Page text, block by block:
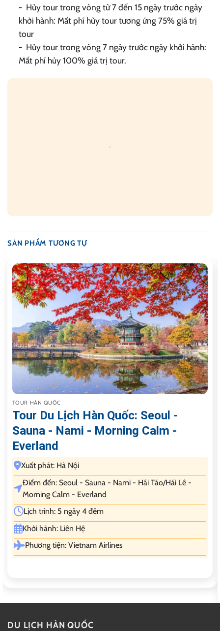
- Hủy tour trong vòng từ 7 đến 15 ngày trước ngày
khởi hành: Mất phí hủy tour tương ứng 75% giá trị
tour
- Hủy tour trong vòng 7 ngày trước ngày khởi hành:
Mất phí hủy 100% giá trị tour.
SẢN PHẨM TƯƠNG TỰ
TOUR HÀN QUỐC
Tour Du Lịch Hàn Quốc: Seoul -
Sauna - Nami - Morning Calm -
Everland
Xuất phát: Hà Nội
Điểm đến: Seoul - Sauna - Nami - Hái Táo/Hái Lê -
Morning Calm - Everland
Lịch trình: 5 ngày 4 đêm
Khởi hành: Liên Hệ
Phương tiện: Vietnam Airlines
DU LỊCH HÀN QUỐC